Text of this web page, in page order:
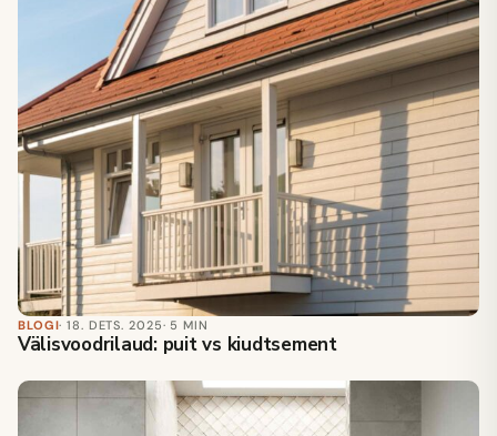
BLOGI· 18. DETS. 2025· 5 MIN
Välisvoodrilaud: puit vs kiudtsement